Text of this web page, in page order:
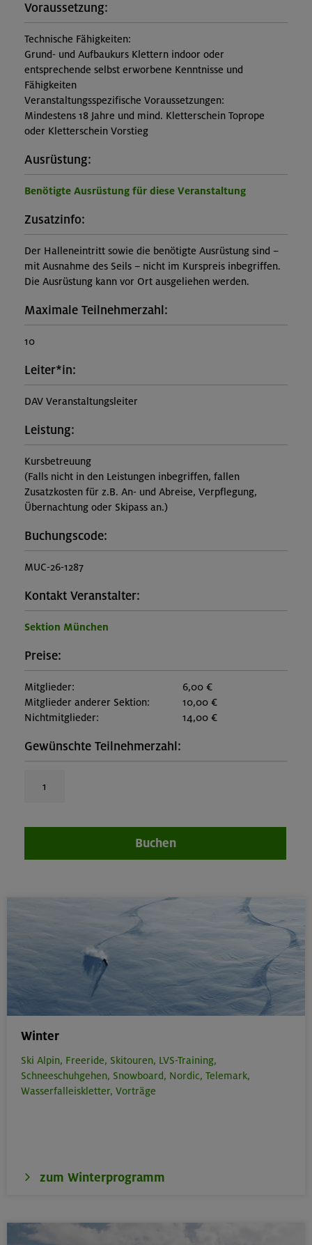
Voraussetzung:
Technische Fähigkeiten:
Grund- und Aufbaukurs Klettern indoor oder
entsprechende selbst erworbene Kenntnisse und
Fähigkeiten
Veranstaltungsspezifische Voraussetzungen:
Mindestens 18 Jahre und mind. Kletterschein Toprope
oder Kletterschein Vorstieg
Ausrüstung:
Benötigte Ausrüstung für diese Veranstaltung
Zusatzinfo:
Der Halleneintritt sowie die benötigte Ausrüstung sind –
mit Ausnahme des Seils – nicht im Kurspreis inbegriffen.
Die Ausrüstung kann vor Ort ausgeliehen werden.
Maximale Teilnehmerzahl:
10
Leiter*in:
DAV Veranstaltungsleiter
Leistung:
Kursbetreuung
(Falls nicht in den Leistungen inbegriffen, fallen
Zusatzkosten für z.B. An- und Abreise, Verpflegung,
Übernachtung oder Skipass an.)
Buchungscode:
MUC-26-1287
Kontakt Veranstalter:
Sektion München
Preise:
Mitglieder:
6,00 €
Mitglieder anderer Sektion:
10,00 €
Nichtmitglieder:
14,00 €
Gewünschte Teilnehmerzahl:
Buchen
Winter
Ski Alpin, Freeride, Skitouren, LVS-Training,
Schneeschuhgehen, Snowboard, Nordic, Telemark,
Wasserfalleiskletter, Vorträge
zum Winterprogramm